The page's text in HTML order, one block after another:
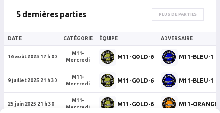
5 dernières parties PLUS DE PARTIES
DATE CATÉGORIE ÉQUIPE ADVERSAIRE
16 août 2025 17 h 00
M11-
Mercredi
M11-GOLD-6 M11-BLEU-1
9 juillet 2025 21 h 30
M11-
Mercredi
M11-GOLD-6 M11-BLEU-1
25 juin 2025 21 h 30
M11-
Mercredi
M11-GOLD-6 M11-